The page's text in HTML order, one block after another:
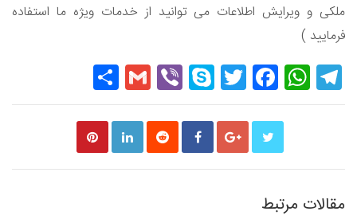
ملکی و ویرایش اطلاعات می توانید از خدمات ويژه ما استفاده
فرمایید )
Telegram
WhatsApp
Facebook
Twitter
Skype
Viber
Gmail
مقالات مرتبط